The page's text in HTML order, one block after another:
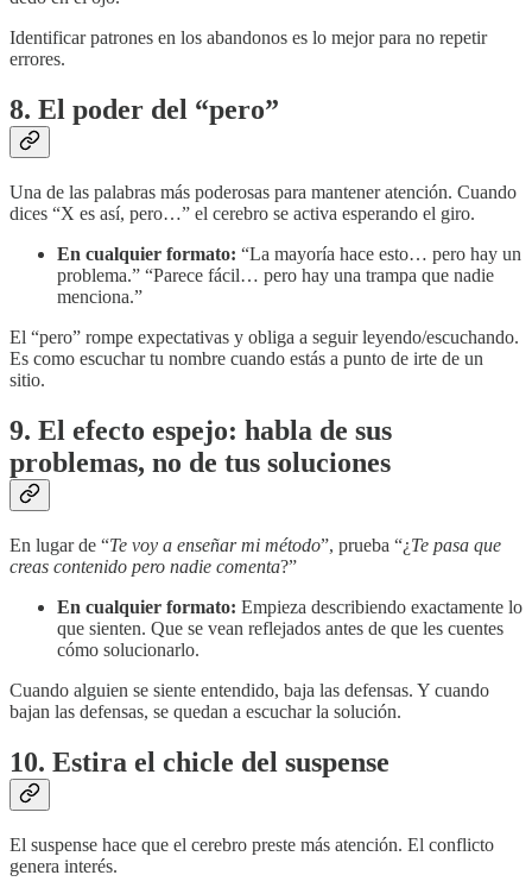
Identificar patrones en los abandonos es lo mejor para no repetir
errores.
8. El poder del “pero”
Una de las palabras más poderosas para mantener atención. Cuando
dices “X es así, pero…” el cerebro se activa esperando el giro.
En cualquier formato: “La mayoría hace esto… pero hay un
problema.” “Parece fácil… pero hay una trampa que nadie
menciona.”
El “pero” rompe expectativas y obliga a seguir leyendo/escuchando.
Es como escuchar tu nombre cuando estás a punto de irte de un
sitio.
9. El efecto espejo: habla de sus
problemas, no de tus soluciones
En lugar de “Te voy a enseñar mi método”, prueba “¿Te pasa que
creas contenido pero nadie comenta?”
En cualquier formato: Empieza describiendo exactamente lo
que sienten. Que se vean reflejados antes de que les cuentes
cómo solucionarlo.
Cuando alguien se siente entendido, baja las defensas. Y cuando
bajan las defensas, se quedan a escuchar la solución.
10. Estira el chicle del suspense
El suspense hace que el cerebro preste más atención. El conflicto
genera interés.